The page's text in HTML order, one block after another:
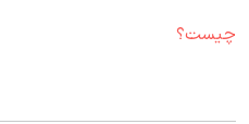
چیست؟